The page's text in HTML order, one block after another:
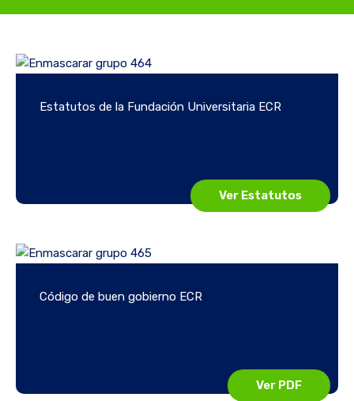
Estatutos de la Fundación Universitaria ECR
Ver Estatutos
Código de buen gobierno ECR
Ver PDF